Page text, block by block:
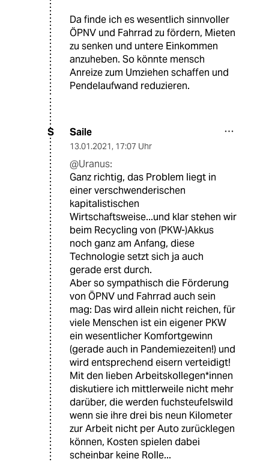
Da finde ich es wesentlich sinnvoller
ÖPNV und Fahrrad zu fördern, Mieten
zu senken und untere Einkommen
anzuheben. So könnte mensch
Anreize zum Umziehen schaffen und
Pendelaufwand reduzieren.
S Saile
13.01.2021, 17:07 Uhr
@Uranus:
Ganz richtig, das Problem liegt in
einer verschwenderischen
kapitalistischen
Wirtschaftsweise...und klar stehen wir
beim Recycling von (PKW-)Akkus
noch ganz am Anfang, diese
Technologie setzt sich ja auch
gerade erst durch.
Aber so sympathisch die Förderung
von ÖPNV und Fahrrad auch sein
mag: Das wird allein nicht reichen, für
viele Menschen ist ein eigener PKW
ein wesentlicher Komfortgewinn
(gerade auch in Pandemiezeiten!) und
wird entsprechend eisern verteidigt!
Mit den lieben Arbeitskollegen*innen
diskutiere ich mittlerweile nicht mehr
darüber, die werden fuchsteufelswild
wenn sie ihre drei bis neun Kilometer
zur Arbeit nicht per Auto zurücklegen
können, Kosten spielen dabei
scheinbar keine Rolle...